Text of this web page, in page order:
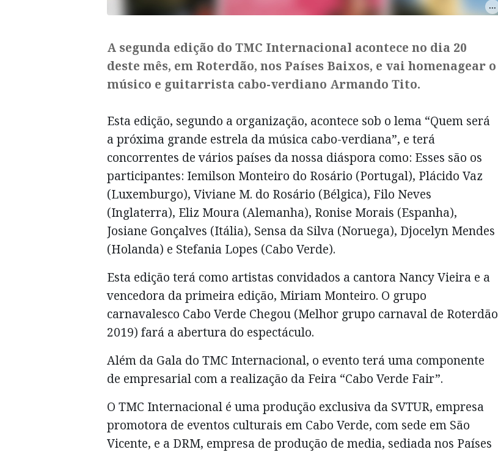
A segunda edição do TMC Internacional acontece no dia 20
deste mês, em Roterdão, nos Países Baixos, e vai homenagear o
músico e guitarrista cabo-verdiano Armando Tito.
Esta edição, segundo a organização, acontece sob o lema “Quem será
a próxima grande estrela da música cabo-verdiana”, e terá
concorrentes de vários países da nossa diáspora como: Esses são os
participantes: Iemilson Monteiro do Rosário (Portugal), Plácido Vaz
(Luxemburgo), Viviane M. do Rosário (Bélgica), Filo Neves
(Inglaterra), Eliz Moura (Alemanha), Ronise Morais (Espanha),
Josiane Gonçalves (Itália), Sensa da Silva (Noruega), Djocelyn Mendes
(Holanda) e Stefania Lopes (Cabo Verde).
Esta edição terá como artistas convidados a cantora Nancy Vieira e a
vencedora da primeira edição, Miriam Monteiro. O grupo
carnavalesco Cabo Verde Chegou (Melhor grupo carnaval de Roterdão
2019) fará a abertura do espectáculo.
Além da Gala do TMC Internacional, o evento terá uma componente
de empresarial com a realização da Feira “Cabo Verde Fair”.
O TMC Internacional é uma produção exclusiva da SVTUR, empresa
promotora de eventos culturais em Cabo Verde, com sede em São
Vicente, e a DRM, empresa de produção de media, sediada nos Países